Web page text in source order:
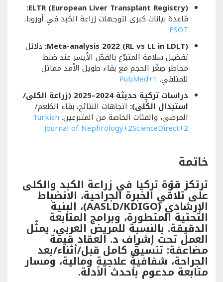
ELTR (European Liver Transplant Registry):
قاعدة بيانات كبرى لتوجهات زراعة الكبد في أوروبا.
ESOT
Meta-analysis 2022 (RL vs LL in LDLT): دلائل
تفضيل سلامة المتبرّع بالفصّ الأيسر عند ضبط
مخاطر صِغَر الحجم مع بقاء طويل الأمد مماثل
للمتلقي. PubMed+1
دراسات تركية حديثة 2024–2025 (زراعة الكلى/
استبدال الكُلى): اتجاهات النتائج، بقاء الطُعم/
المرضى، والفئات الخاصة من المتبرعين. Turkish
Journal of Nephrology+2ScienceDirect+2
خاتمة
ترتكز قوّة تركيا في زراعة الكبد والكلى
على تلاقي الخبرة الجراحية، الانضباط
الإرشادي (AASLD/KDIGO)، البنية
التحتية المتطورة، وبرامج المتابعة
الدقيقة. بالنسبة للمريض العربي، يمثّل
العمل تحت إشراف د. العقادقيمة
مضاعفة: تنسيقٌ كامل قبل/أثناء/بعد
الجراحة، شفافيةٌ علاجية ومالية، ومسار
متابعة مدعوم بأحدث الأدلة.